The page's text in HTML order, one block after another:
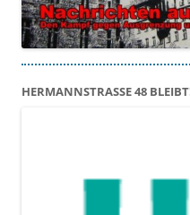
HERMANNSTRASSE 48 BLEIBT!